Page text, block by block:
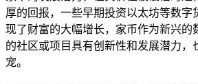
厚的回报，一些早期投资以太坊等数字
现了财富的大幅增长，家币作为新兴的
的社区或项目具有创新性和发展潜力，
宠。